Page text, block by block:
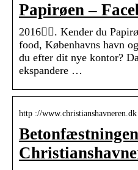
Papirøen –
2016󰞋󰟠. Kender du
food, Københavns havn
du efter dit nye kontor?
ekspandere …
http ://www.christianshavneren.dk